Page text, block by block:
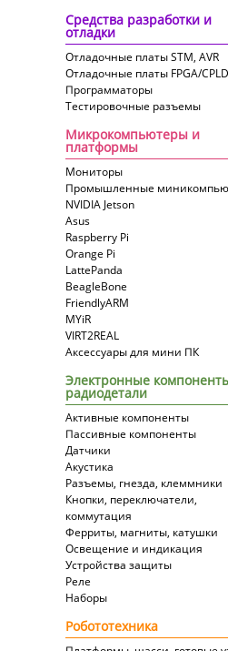
Средства разработки и
отладки
Отладочные платы STM, AVR
Отладочные платы FPGA/CPLD
Программаторы
Тестировочные разъемы
Микрокомпьютеры и
платформы
Мониторы
Промышленные
NVIDIA Jetson
Asus
Raspberry Pi
Orange Pi
LattePanda
BeagleBone
FriendlyARM
MYiR
VIRT2REAL
Аксессуары для мини ПК
Электронные
радиодетали
Активные компоненты
Пассивные компоненты
Датчики
Акустика
Разъемы, гнезда, клеммники
Кнопки, переключатели,
коммутация
Ферриты, магниты, катушки
Освещение и индикация
Устройства защиты
Реле
Наборы
Робототехника